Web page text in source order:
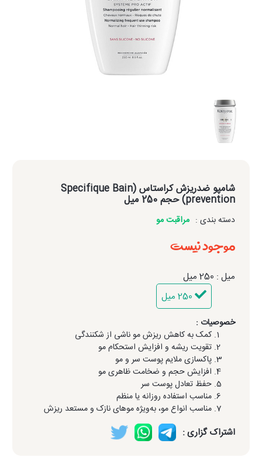
شامپو ضدریزش کراستاس (Specifique Bain
prevention) حجم 250 میل
دسته بندی : مراقبت مو
موجود نیست
میل : 250 میل
250 میل
خصوصیات :
کمک به کاهش ریزش مو ناشی از شکنندگی
تقویت ریشه و افزایش استحکام مو
پاکسازی ملایم پوست سر و مو
افزایش حجم و ضخامت ظاهری مو
حفظ تعادل پوست سر
مناسب استفاده روزانه یا منظم
مناسب انواع مو، به‌ویژه موهای نازک و مستعد ریزش
اشتراک گزاری :